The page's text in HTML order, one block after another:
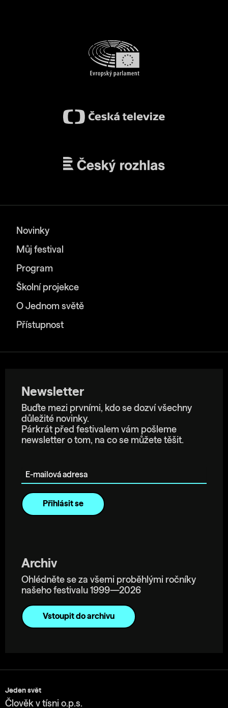
Novinky
Můj festival
Program
Školní projekce
O Jednom světě
Přístupnost
Newsletter
Buďte mezi prvními, kdo se dozví všechny
důležité novinky.
Párkrát před festivalem vám pošleme
newsletter o tom, na co se můžete těšit.
Archiv
Ohlédněte se za všemi proběhlými ročníky
našeho festivalu 1999—2026
Vstoupit do archivu
Jeden svět
Člověk v tísni o.p.s.